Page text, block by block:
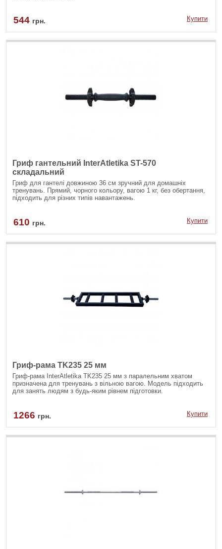
544 грн. Купити
Гриф гантельний InterAtletika ST-570
складальний
Гриф для гантелі довжиною 36 см зручний для домашніх
тренувань. Прямий, чорного кольору, вагою 1 кг, без обертання,
підходить для різних типів навантажень.
610 грн. Купити
Гриф-рама TK235 25 мм
Гриф-рама InterAtletika TK235 25 мм з паралельним хватом
призначена для тренувань з вільною вагою. Модель підходить
для занять людям з будь-яким рівнем підготовки.
1266 грн. Купити